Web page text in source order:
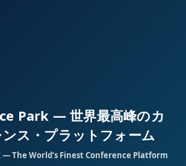
Park — 世界最高峰のカ
ス・プラットフォーム
The World’s Finest Conference Platform